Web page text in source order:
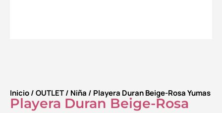
Inicio/OUTLET/ Niña / Playera Duran Beige-Rosa Yumas
Playera Duran Beige-Rosa